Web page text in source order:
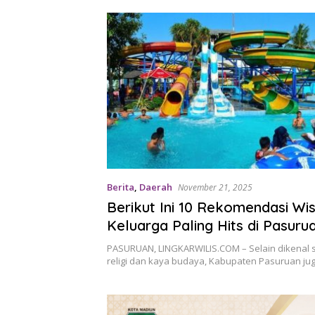
Berita, Daerah November 21, 2025
Berikut Ini 10 Rekomendasi
Keluarga Paling Hits di
2025, Salah Satunya Lembah
PASURUAN, LINGKARWILIS.COM – Selain
religi dan kaya budaya, Kabupaten Pasuruan